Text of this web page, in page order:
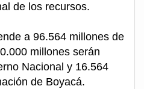
de los recursos.
a 96.564 millones de
millones serán
Nacional y 16.564
de Boyacá.